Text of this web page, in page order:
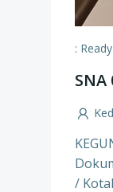
:
SNA
/